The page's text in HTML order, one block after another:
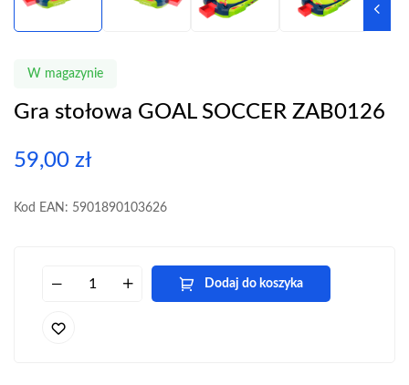
W magazynie
Gra stołowa GOAL SOCCER ZAB0126
59,00 zł
Kod EAN: 5901890103626
Dodaj do koszyka